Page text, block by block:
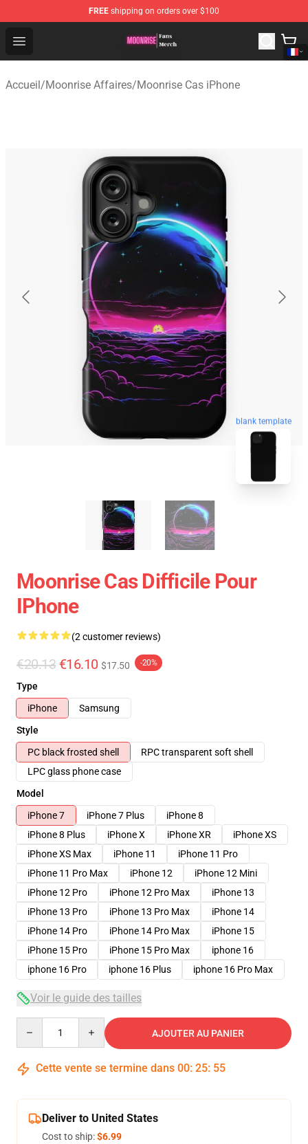
FREE shipping on orders over $100
Open menu
Moonrise Store - Official Moonrise Merchandise Shop
Accueil/Moonrise Affaires/Moonrise Cas iPhone
blank template
Moonrise Cas Difficile Pour
IPhone
(2 customer reviews)
€20.13 €16.10 $17.50 -20%
Type
iPhone
Samsung
Style
PC black frosted shell
RPC transparent soft shell
LPC glass phone case
Model
iPhone 7
iPhone 7 Plus
iPhone 8
iPhone 8 Plus
iPhone X iPhone XR
iPhone XS
iPhone XS Max
iPhone 11
iPhone 11 Pro
iPhone 11 Pro Max
iPhone 12
iPhone 12 Mini
iPhone 12 Pro
iPhone 12 Pro Max
iPhone 13
iPhone 13 Pro
iPhone 13 Pro Max
iPhone 14
iPhone 14 Pro
iPhone 14 Pro Max
iPhone 15
iPhone 15 Pro
iPhone 15 Pro Max
iphone 16
iphone 16 Pro
iphone 16 Plus iphone 16 Pro Max
Voir le guide des tailles
AJOUTER AU PANIER
Cette vente se termine dans 00: 25: 54
Deliver to United States
Cost to ship:$6.99